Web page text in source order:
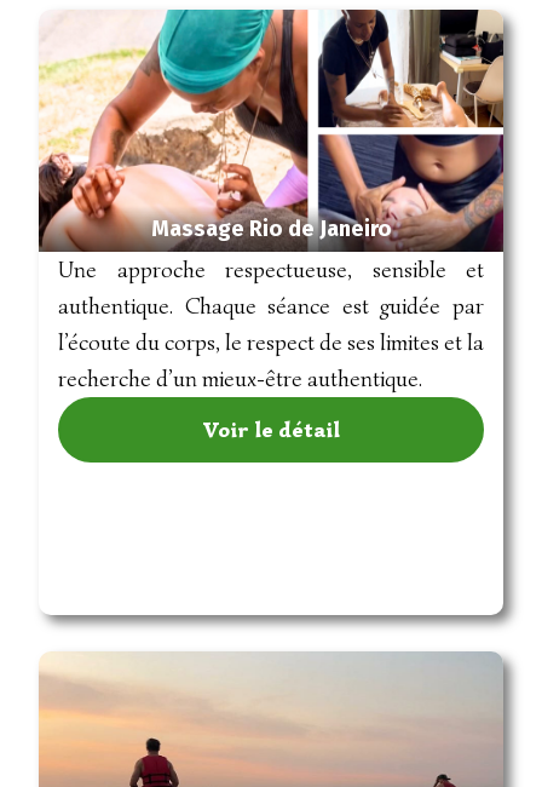
Massage Rio de Janeiro
Une approche respectueuse, sensible et
authentique. Chaque séance est guidée par
l’écoute du corps, le respect de ses limites et la
recherche d’un mieux-être authentique.
Voir le détail